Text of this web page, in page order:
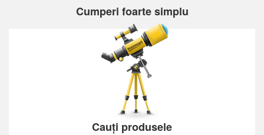
Cumperi foarte simplu
Cauți produsele